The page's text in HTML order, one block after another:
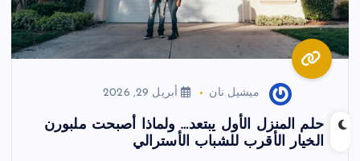
ميشيل نان أبريل 29, 2026
حلم المنزل الأول يبتعد… ولماذا أصبحت ملبورن
الخيار الأقرب للشباب الأسترالي